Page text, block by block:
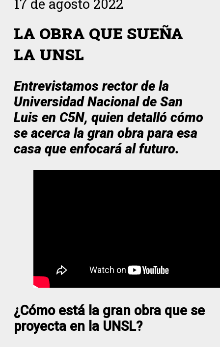
LA OBRA QUE SUEÑA
LA UNSL
Entrevistamos rector de la
Universidad Nacional de San
Luis en C5N, quien detalló cómo
se acerca la gran obra para esa
casa que enfocará al futuro.
¿Cómo está la gran obra que se
proyecta en la UNSL?